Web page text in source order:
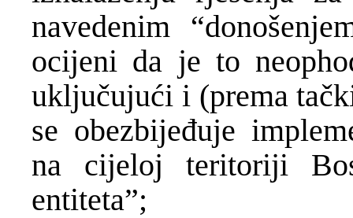
navedenim
ocijeni da je to
uključujući i (prema
se obezbijeđuje
na cijeloj teritoriji
entiteta”;